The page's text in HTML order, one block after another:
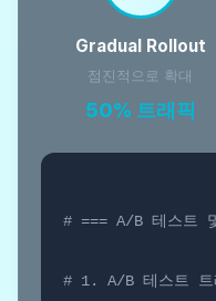
Gradual Rollout
점진적으로 확대
50% 트래픽
# === A/B 테스트
# 1. A/B 테스트 트